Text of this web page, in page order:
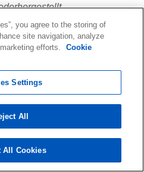
die in den letzten
wiederhergestellt
Tag werden es
you agree to the storing of
site navigation, analyze
efforts.
Cookie
Settings
All
All Cookies